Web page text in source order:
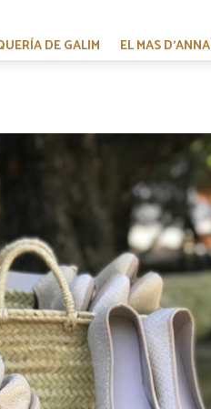
DE GALIM EL MAS D’ANNA